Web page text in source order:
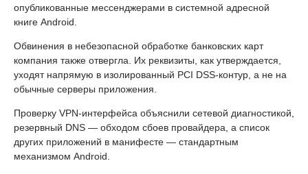
опубликованные мессенджерами в системной адресной
книге Android.
Обвинения в небезопасной обработке банковских карт
компания также отвергла. Их реквизиты, как утверждается,
уходят напрямую в изолированный PCI DSS-контур, а не на
обычные серверы приложения.
Проверку VPN-интерфейса объяснили сетевой диагностикой,
резервный DNS — обходом сбоев провайдера, а список
других приложений в манифесте — стандартным
механизмом Android.